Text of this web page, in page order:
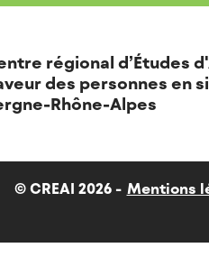
régional d’Études
des personnes en
Rhône-Alpes
© CREAI 2026 - Mentions